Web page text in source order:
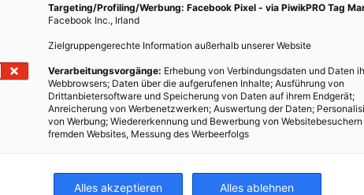
Targeting/Profiling/Werbung: Facebook Pixel - via PiwikPRO Tag
Facebook Inc., Irland
Zielgruppengerechte Information außerhalb unserer Website
Verarbeitungsvorgänge: Erhebung von Verbindungsdaten und Daten
Webbrowsers; Daten über die aufgerufenen Inhalte; Ausführung von
Drittanbietersoftware und Speicherung von Daten auf ihrem Endgerät;
Anreicherung von Werbenetzwerken; Auswertung der Daten;
von Werbung; Wiedererkennung und Bewerbung von
fremden Websites, Messung des Werbeerfolgs
Alles akzeptieren Alles ablehnen